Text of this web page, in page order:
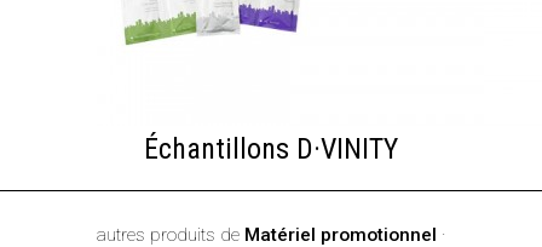
Échantillons D·VINITY
autres produits de Matériel promotionnel ·